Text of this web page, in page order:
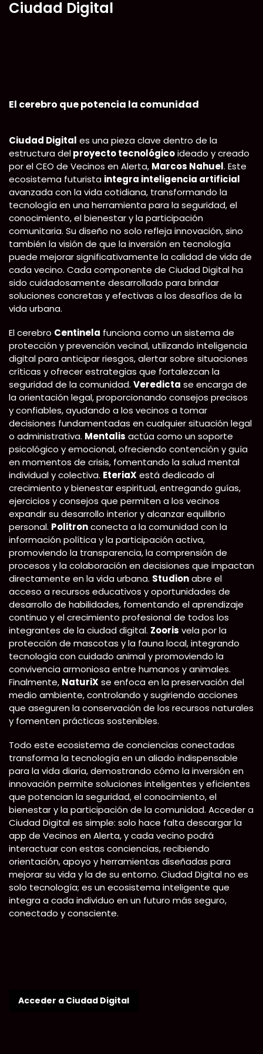
SkipCiudad Digital
El cerebro que potencia la comunidad
Ciudad Digital es una pieza clave dentro de la
estructura delproyecto tecnológicoideado y creado
por el CEO de Vecinos en Alerta, Marcos Nahuel. Este
ecosistema futurista integra inteligencia artificial
avanzada con la vida cotidiana, transformando la
tecnología en una herramienta para la seguridad, el
conocimiento, el bienestar y la participación
comunitaria. Su diseño no solo refleja innovación, sino
también la visión de que la inversión en tecnología
puede mejorar significativamente la calidad de vida de
cada vecino. Cada componente de Ciudad Digital ha
sido cuidadosamente desarrollado para brindar
soluciones concretas y efectivas a los desafíos de la
vida urbana.
El cerebro Centinela funciona como un sistema de
protección y prevención vecinal, utilizando inteligencia
digital para anticipar riesgos, alertar sobre situaciones
críticas y ofrecer estrategias que fortalezcan la
seguridad de la comunidad. Veredicta se encarga de
la orientación legal, proporcionando consejos precisos
y confiables, ayudando a los vecinos a tomar
decisiones fundamentadas en cualquier situación legal
o administrativa. Mentalis actúa como un soporte
psicológico y emocional, ofreciendo contención y guía
en momentos de crisis, fomentando la salud mental
individual y colectiva. EteriaXestá dedicado al
crecimiento y bienestar espiritual, entregando guías,
ejercicios y consejos que permiten a los vecinos
expandir su desarrollo interior y alcanzar equilibrio
personal. Politronconecta a la comunidad con la
información política y la participación activa,
promoviendo la transparencia, la comprensión de
procesos y la colaboración en decisiones que impactan
directamente en la vida urbana. Studionabre el
acceso a recursos educativos y oportunidades de
desarrollo de habilidades, fomentando el aprendizaje
continuo y el crecimiento profesional de todos los
integrantes de la ciudad digital. Zooris vela por la
protección de mascotas y la fauna local, integrando
tecnología con cuidado animal y promoviendo la
convivencia armoniosa entre humanos y animales.
Finalmente, NaturiXse enfoca en la preservación del
medio ambiente, controlando y sugiriendo acciones
que aseguren la conservación de los recursos naturales
y fomenten prácticas sostenibles.
Todo este ecosistema de conciencias conectadas
transforma la tecnología en un aliado indispensable
para la vida diaria, demostrando cómo la inversión en
innovación permite soluciones inteligentes y eficientes
que potencian la seguridad, el conocimiento, el
bienestar y la participación de la comunidad. Acceder a
Ciudad Digital es simple: solo hace falta descargar la
app de Vecinos en Alerta, y cada vecino podrá
interactuar con estas conciencias, recibiendo
orientación, apoyo y herramientas diseñadas para
mejorar su vida y la de su entorno. Ciudad Digital no es
solo tecnología; es un ecosistema inteligente que
integra a cada individuo en un futuro más seguro,
conectado y consciente.
Acceder a Ciudad Digital